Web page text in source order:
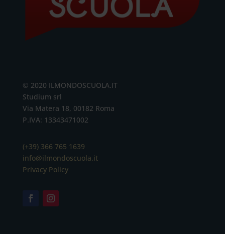
© 2020 ILMONDOSCUOLA.IT
Studium srl
Via Matera 18, 00182 Roma
P.IVA: 13343471002
(+39) 366 765 1639
info@ilmondoscuola.it
Privacy Policy